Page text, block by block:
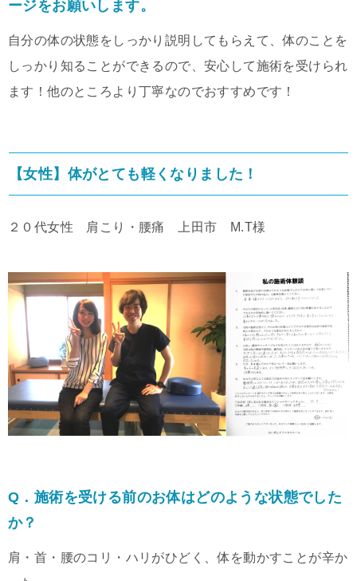
ージをお願いします。
自分の体の状態をしっかり説明してもらえて、体のことを
しっかり知ることができるので、安心して施術を受けられ
ます！他のところより丁寧なのでおすすめです！
【女性】体がとても軽くなりました！
２０代女性 肩こり・腰痛 上田市 M.T様
Q．施術を受ける前のお体はどのような状態でした
か？
肩・首・腰のコリ・ハリがひどく、体を動かすことが辛か